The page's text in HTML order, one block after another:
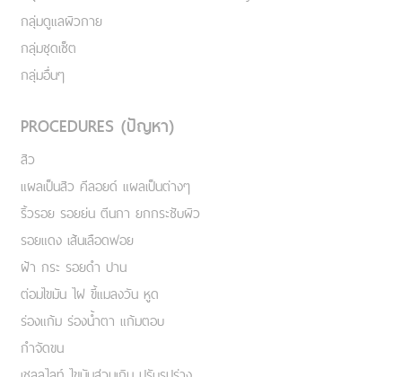
กลุ่มดูแลผิวกาย
กลุ่มชุดเซ็ต
กลุ่มอื่นๆ
PROCEDURES (ปัญหา)
สิว
แผลเป็นสิว คีลอยด์ แผลเป็นต่างๆ
ริ้วรอย รอยย่น ตีนกา ยกกระชับผิว
รอยแดง เส้นเลือดฟอย
ฝ้า กระ รอยดำ ปาน
ต่อมไขมัน ไฝ ขี้แมลงวัน หูด
ร่องแก้ม ร่องน้ำตา แก้มตอบ
กำจัดขน